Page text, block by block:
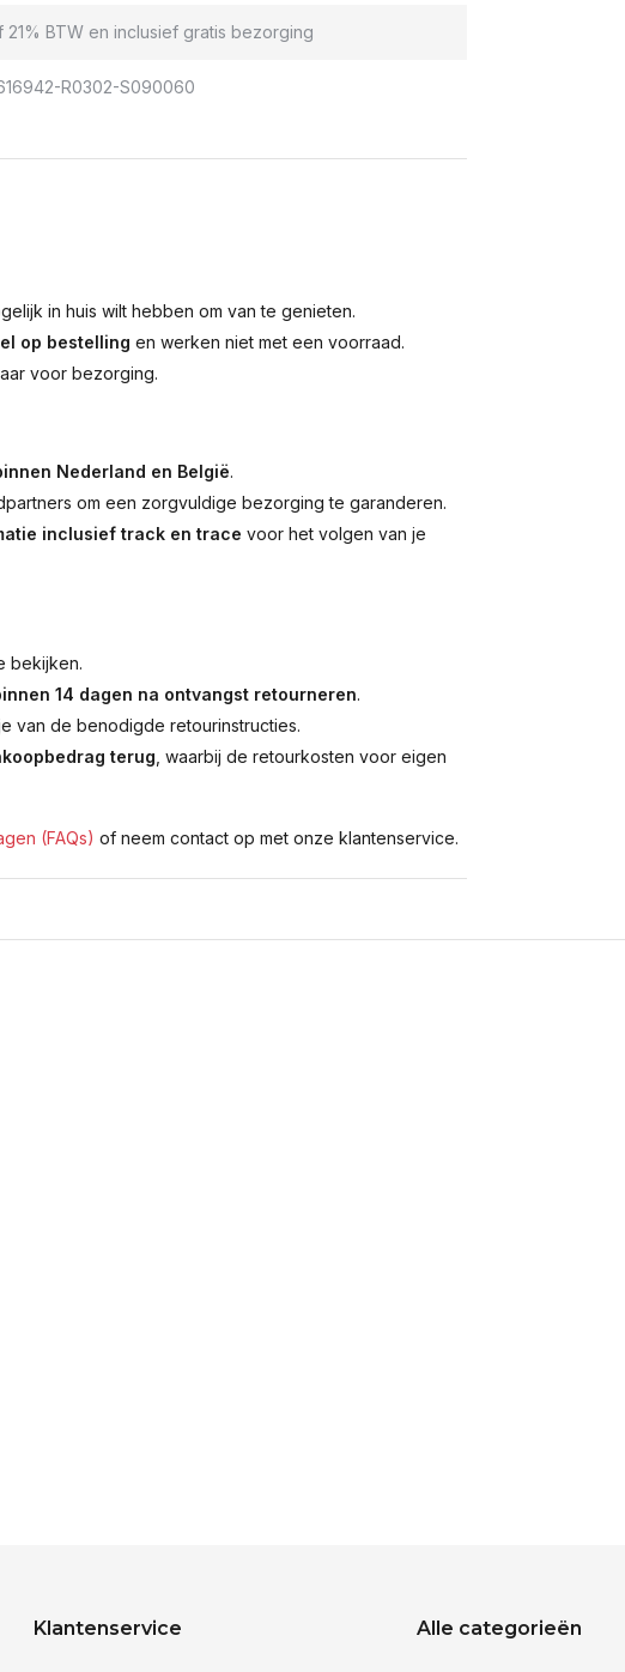
21% BTW en inclusief gratis bezorging
R0302-S090060
in huis wilt hebben om van te genieten.
op bestelling en werken niet met een voorraad.
voor bezorging.
Nederland en België.
om een zorgvuldige bezorging te garanderen.
inclusief track en trace voor het volgen van je
bekijken.
14 dagen na ontvangst retourneren.
van de benodigde retourinstructies.
terug , waarbij de retourkosten voor eigen
(FAQs) of neem contact op met onze klantenservice.
Klantenservice Alle categorieën